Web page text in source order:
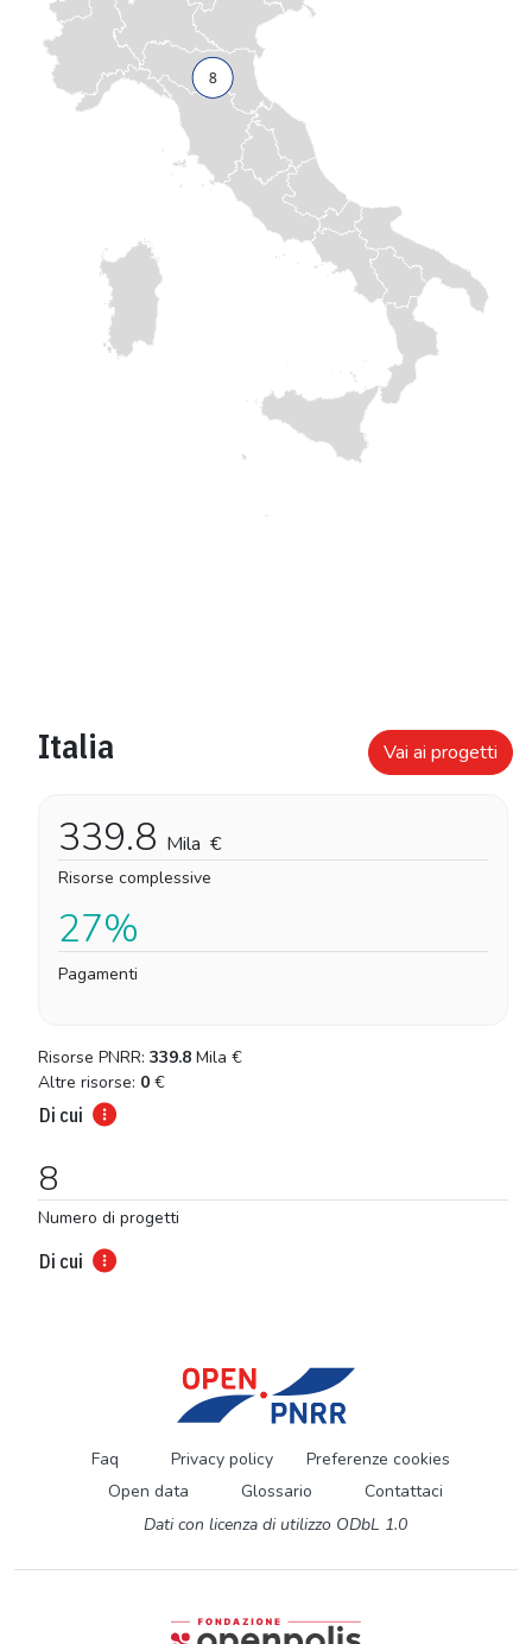
Italia Vai ai progetti
339.8 Mila €
Risorse complessive
27%
Pagamenti
Risorse PNRR: 339.8 Mila €
Altre risorse: 0 €
Di cui
8
Numero di progetti
Di cui
Faq Privacy policy
Preferenze cookies
Open data
Glossario
Contattaci
Dati con licenza di utilizzo ODbL 1.0